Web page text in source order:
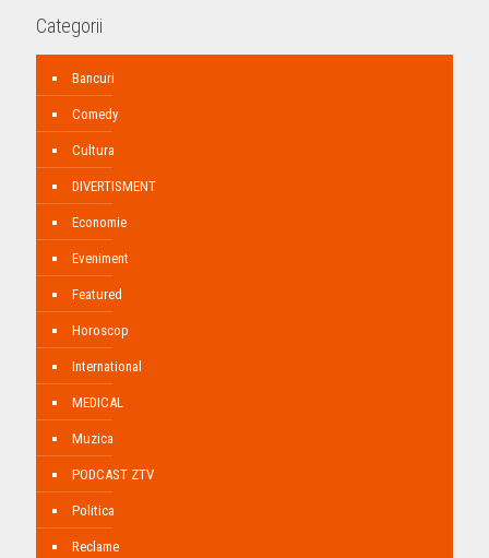
Categorii
Bancuri
Comedy
Cultura
DIVERTISMENT
Economie
Eveniment
Featured
Horoscop
International
MEDICAL
Muzica
PODCAST ZTV
Politica
Reclame